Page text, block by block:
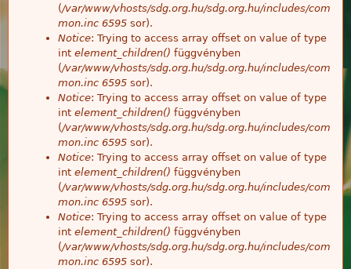
(/var/www/vhosts/sdg.org.hu/sdg.org.hu/includes/com
mon.inc 6595 sor).
Notice: Trying to access array offset on value of type
int element_children() függvényben
(/var/www/vhosts/sdg.org.hu/sdg.org.hu/includes/com
mon.inc 6595 sor).
Notice: Trying to access array offset on value of type
int element_children() függvényben
(/var/www/vhosts/sdg.org.hu/sdg.org.hu/includes/com
mon.inc 6595 sor).
Notice: Trying to access array offset on value of type
int element_children() függvényben
(/var/www/vhosts/sdg.org.hu/sdg.org.hu/includes/com
mon.inc 6595 sor).
Notice: Trying to access array offset on value of type
int element_children() függvényben
(/var/www/vhosts/sdg.org.hu/sdg.org.hu/includes/com
mon.inc 6595 sor).